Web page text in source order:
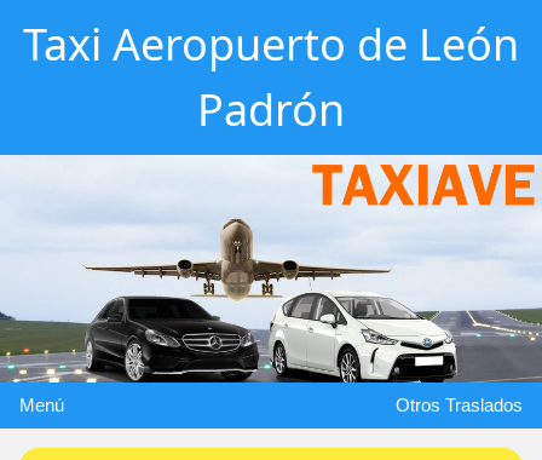
Taxi Aeropuerto de León
Padrón
Menú Otros Traslados